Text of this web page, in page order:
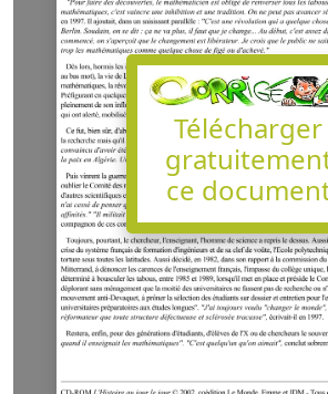
Télécharger
ce